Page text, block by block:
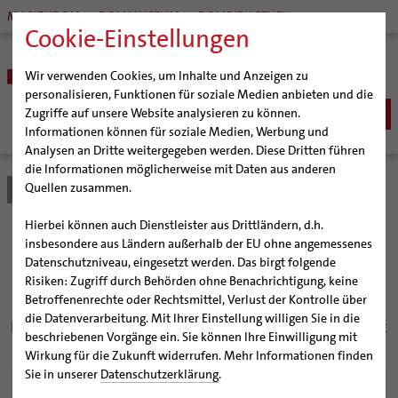
Cookie-Einstellungen
Wir verwenden Cookies, um Inhalte und Anzeigen zu
personalisieren, Funktionen für soziale Medien anbieten und die
Zugriffe auf unsere Website analysieren zu können.
Informationen können für soziale Medien, Werbung und
Analysen an Dritte weitergegeben werden. Diese Dritten führen
die Informationen möglicherweise mit Daten aus anderen
Quellen zusammen.
Hierbei können auch Dienstleister aus Drittländern, d.h.
insbesondere aus Ländern außerhalb der EU ohne angemessenes
Datenschutzniveau, eingesetzt werden. Das birgt folgende
Risiken: Zugriff durch Behörden ohne Benachrichtigung, keine
Betroffenenrechte oder Rechtsmittel, Verlust der Kontrolle über
die Datenverarbeitung. Mit Ihrer Einstellung willigen Sie in die
beschriebenen Vorgänge ein. Sie können Ihre Einwilligung mit
Wirkung für die Zukunft widerrufen. Mehr Informationen finden
Sie in unserer Datenschutzerklärung.
MARIENDOM DOMMUSEUM DOMBIBLIOTHEK
BISTUM
Bischöfe
Weihbischof Dr. Martin Marahrens
Bischof em. Norbert Trelle
Weihbischof em. Bongartz
Weihbischof em. Schwerdtfeger
Weihbischof em. Koitz
Bischof em. Dr. Wüstenberg
Generalvikariat
Gremien
Diözesangericht
Gemeindegremien
Pfarrgemeinden
Hildesheimer Dom
Virtueller Rundgang durch den Dom
Tausendjähriger Rosenstock
Die Hildesheimer Dommusik
Wallfahrten | Pilgern
Termine Wallfahrten und Pilgern
Jakobswege im Bistum Hildesheim
Veranstaltungen
Strategieprozess
Jugend
Bistum Hildesheim
Bronze auf Herz und Nieren
prüfen
Das Taufbecken im Hildesheimer Dom wird untersucht
© bph